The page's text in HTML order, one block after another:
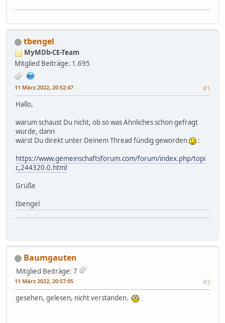
tbengel
MyMDb-CE-Team
Mitglied Beiträge: 1.695
11 März 2022, 20:52:47 #1
Hallo,
warum schaust Du nicht, ob so was Ähnliches schon gefragt
wurde, dann
wärst Du direkt unter Deinem Thread fündig geworden
:
https://www.gemeinschaftsforum.com/forum/index.php/topi
c,244320.0.html
Grüße
tbengel
Baumgauten
Mitglied Beiträge: 7
11 März 2022, 20:57:05 #2
gesehen, gelesen, nicht verstanden.